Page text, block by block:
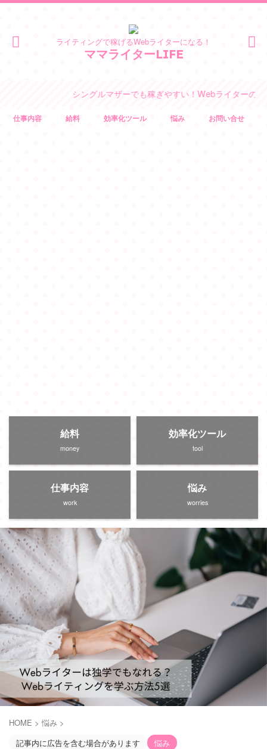
ライティングで稼げるWebライターになる！
ママライターLIFE
シングルマザーでも稼ぎやすい！Webライターのサイトが
仕事内容 給料 効率化ツール 悩み お問い合せ
給料
money
効率化ツール
tool
仕事内容
work
悩み
worries
HOME > 悩み >
記事内に広告を含む場合があります
悩み